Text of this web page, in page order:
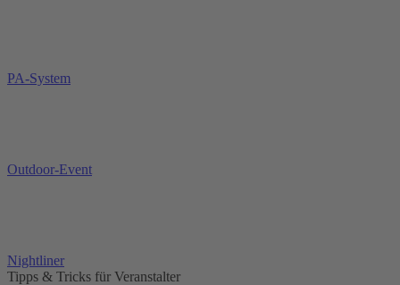
PA-System
Outdoor-Event
Nightliner
Tipps & Tricks für Veranstalter